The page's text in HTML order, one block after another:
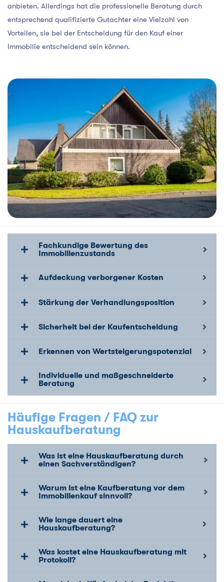
anbieten. Allerdings hat die professionelle Beratung durch
entsprechend qualifizierte Gutachter eine Vielzahl von
Vorteilen, sie bei der Entscheidung für den Kauf einer
Immobilie entscheidend sein können.
Fachkundige Bewertung des
Immobilienzustands
Aufdeckung verborgener Kosten
Stärkung der Verhandlungsposition
Sicherheit bei der Kaufentscheidung
Erkennen von Wertsteigerungspotenzial
Individuelle und maßgeschneiderte
Beratung
Häufige Fragen / FAQ zur
Hauskaufberatung
Was ist eine Hauskaufberatung durch
einen Sachverständigen?
Warum ist eine Kaufberatung vor dem
Immobilienkauf sinnvoll?
Wie lange dauert eine
Hauskaufberatung?
Was kostet eine Hauskaufberatung mit
Protokoll?